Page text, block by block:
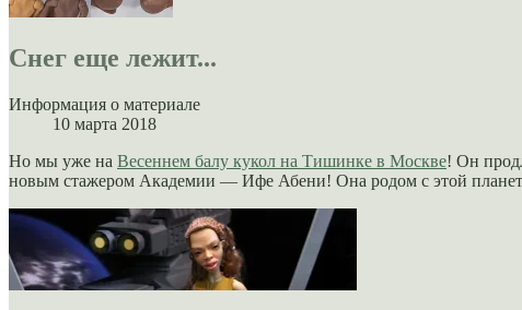
Снег еще лежит...
Информация о материале
10 марта 2018
Но мы уже на Весеннем балу кукол на Тишинке в Москве! Он
новым стажером Академии — Ифе Абени! Она родом с этой